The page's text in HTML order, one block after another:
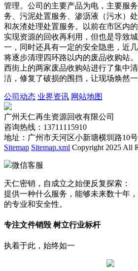
管理。公司的主要产品为电，主要服
务、污泥处置服务、渗沥液（污水）
和灰渣处理处置服务。以前在市区内
实现资源的回收再利用，但也是导致
一，同时还具有一定的安全隐患，近
将逐步清理四环路以内的废品收购站
西街上的两家废品收购站进行了集中
洁，修复了破损的围挡，让现场焕然一
公司动态 业界资讯 网站地图
广州天仁再生资源回收有限公司
咨询热线：13711115910
地址：广州市天河区小新塘横圳路10号
Sitemap Sitemap.xml Copyright 2025 All
微信客服
天仁密销，自成立之始便反复探索：
提供一种什么服务，能够未来数十年
的专业和安全性。
专注文件销毁 树立行业标杆
执着于此，始终如一